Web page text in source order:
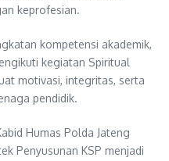
keprofesian.
kompetensi akademik,
kegiatan Spiritual
motivasi, integritas, serta
pendidik.
Humas Polda Jateng
Penyusunan KSP menjadi